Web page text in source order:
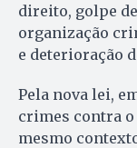
direito, golpe
organização
e deterioração
Pela nova lei,
crimes contra o
mesmo